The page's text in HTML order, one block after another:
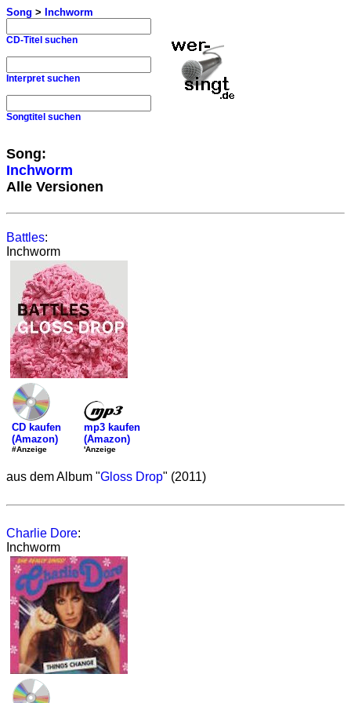
Song > Inchworm
CD-Titel suchen
Interpret suchen
Songtitel suchen
Song:
Inchworm
Alle Versionen
Battles:
Inchworm
CD kaufen
(Amazon)
#Anzeige
mp3 kaufen
(Amazon)
'Anzeige
aus dem Album "Gloss Drop" (2011)
Charlie Dore:
Inchworm